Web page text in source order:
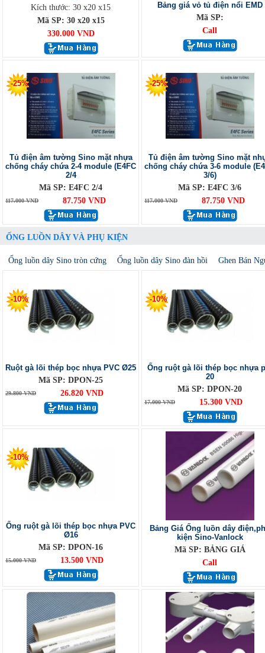
Kích thước: 30 x20 x15
Mã SP: 30 x20 x15
330.000 VND
Bảng giá vỏ tủ điện nổi EMD
Mã SP:
Call
-25%
Tủ điện âm tường Sino mặt nhựa
chống cháy chứa 2-4 module (E4FC
2/4
Mã SP: E4FC 2/4
117.000 VND 87.750 VND
-25%
Tủ điện âm tường Sino mặt
chống cháy chứa 3-6 module
3/6)
Mã SP: E4FC 3/6
117.000 VND 87.750 VND
ỐNG LUỒN DÂY VÀ PHỤ KIỆN
Ống luồn dây Sino tròn cứng Ống luồn dây Sino đàn hồi Ghen Bán
-10%
Ruột gà lõi thép bọc nhựa PVC Ø25
Mã SP: DPON-25
29.800 VND 26.820 VND
-10%
Ống ruột gà lõi thép bọc nhựa
20
Mã SP: DPON-20
17.000 VND 15.300 VND
-10%
Ống ruột gà lõi thép bọc nhựa PVC
Ø16
Mã SP: DPON-16
15.000 VND 13.500 VND
Bảng Giá Ống luồn dây
kiện Sino-Vanlock
Mã SP: BẢNG GIÁ
Call